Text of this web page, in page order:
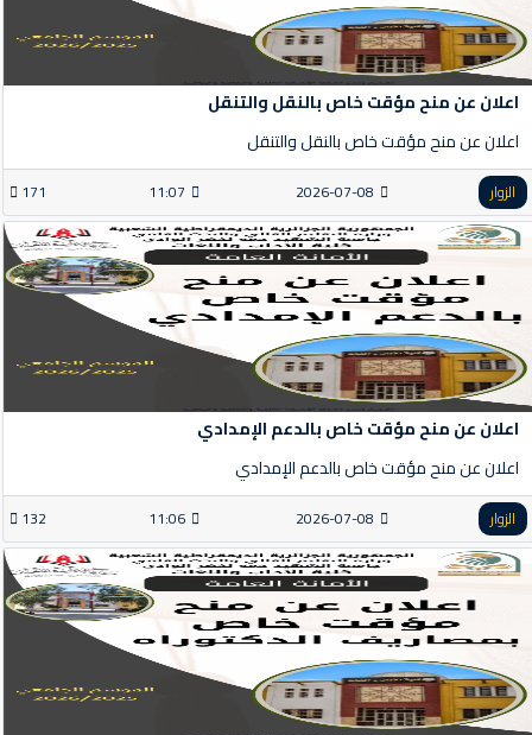
اعلان عن منح مؤقت خاص بالنقل والتنقل
اعلان عن منح مؤقت خاص بالنقل والتنقل
الزوار 2026-07-08
11:07
171
اعلان عن منح مؤقت خاص بالدعم الإمدادي
اعلان عن منح مؤقت خاص بالدعم الإمدادي
الزوار 2026-07-08
11:06
132